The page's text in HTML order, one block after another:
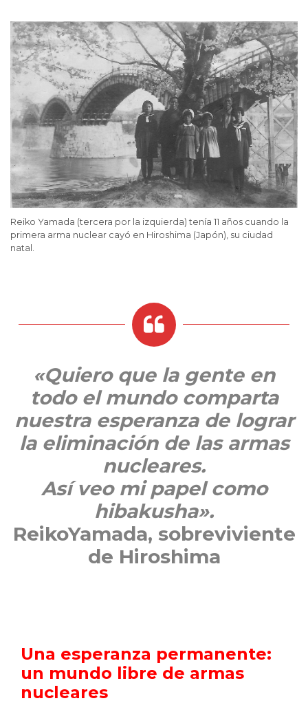
Reiko Yamada (tercera por la izquierda) tenía 11 años cuando la
primera arma nuclear cayó en Hiroshima (Japón), su ciudad
natal.
«Quiero que la gente en
todo el mundo comparta
nuestra esperanza de lograr
la eliminación de las armas
nucleares.
Así veo mi papel como
hibakusha».
ReikoYamada, sobreviviente
de Hiroshima
Una esperanza permanente:
un mundo libre de armas
nucleares